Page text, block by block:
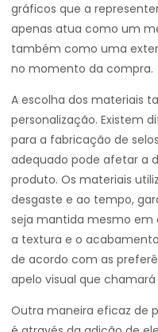
gráficos que a
apenas atua como um
também como uma
no momento da compra.
A escolha dos materiais
personalização. Existem
para a fabricação de
adequado pode afetar a
produto. Os materiais
desgaste e ao tempo,
seja mantida mesmo em
a textura e o
de acordo com as
apelo visual que
Outra maneira eficaz de